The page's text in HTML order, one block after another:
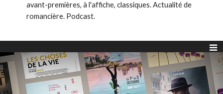
avant-premières, à l'affiche, classiques. Actualité de
romancière. Podcast.